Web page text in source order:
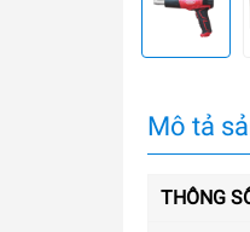
Mô tả
THÔNG